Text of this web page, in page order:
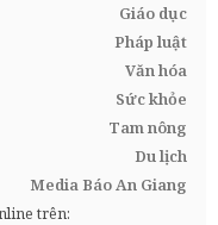
Giáo dục
Pháp luật
Văn hóa
Sức khỏe
Tam nông
Du lịch
Media Báo An Giang
trên: